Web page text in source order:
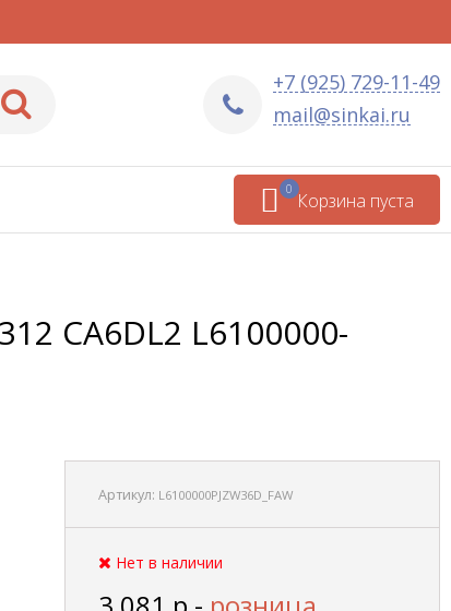
+7 (925) 729-11-49
mail@sinkai.ru
Корзина пуста
0
CA6DL2 L6100000-
Артикул: L6100000PJZW36D_FAW
Нет в наличии